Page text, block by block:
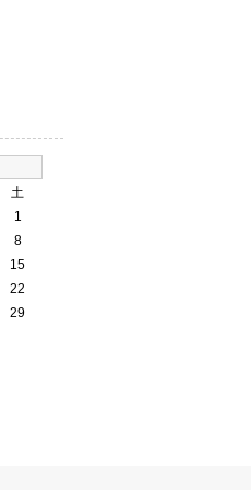
土
1
8
15
22
29